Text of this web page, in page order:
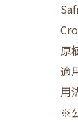
原
適
用
※